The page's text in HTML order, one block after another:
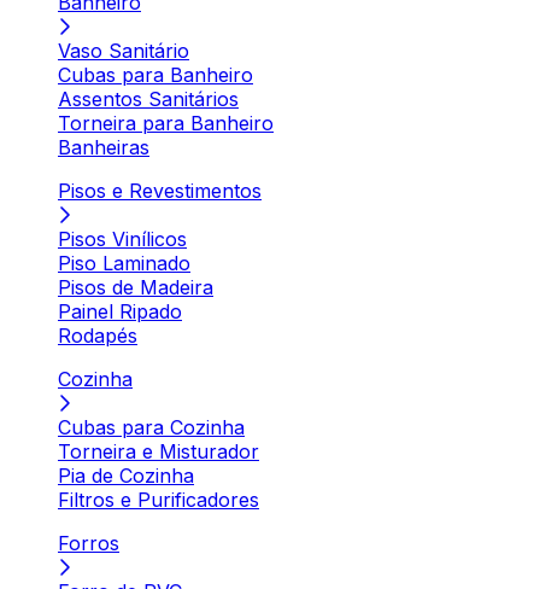
Vaso Sanitário
Cubas para Banheiro
Assentos Sanitários
Torneira para Banheiro
Banheiras
Pisos e Revestimentos
Pisos Vinílicos
Piso Laminado
Pisos de Madeira
Painel Ripado
Rodapés
Cozinha
Cubas para Cozinha
Torneira e Misturador
Pia de Cozinha
Filtros e Purificadores
Forros